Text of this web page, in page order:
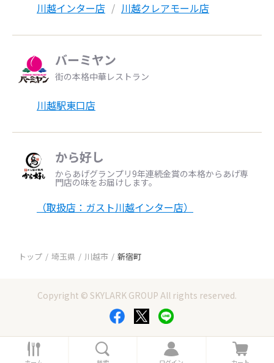
川越インター店 川越クレアモール店
バーミヤン
街の本格中華レストラン
川越駅東口店
から好し
からあげグランプリ9年連続金賞の本格からあげ専
門店の味をお届けします。
（取扱店：ガスト川越インター店）
トップ 埼玉県 川越市 新宿町
Copyright © SKYLARK GROUP All rights reserved.
ホ ロ カ